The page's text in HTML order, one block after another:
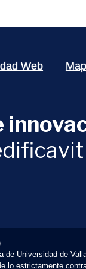
Web
Universidad de
lo estrictamente